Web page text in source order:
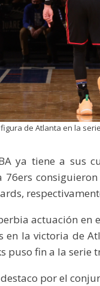
de Atlanta en la
ya tiene a sus
actuación en
en la victoria de
puso fin a la serie
por el